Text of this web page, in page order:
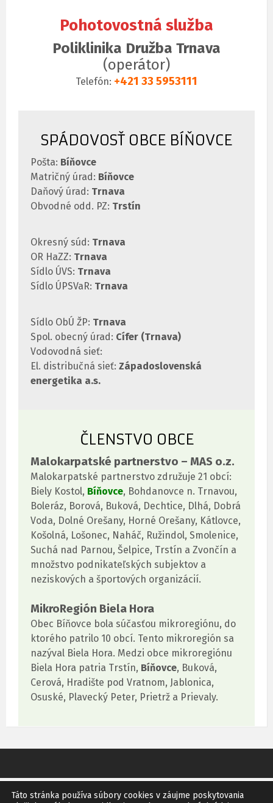
Pohotovostná služba
Poliklinika Družba Trnava
(operátor)
Telefón: +421 33 5953111
SPÁDOVOSŤ OBCE BÍŇOVCE
Pošta: Bíňovce
Matričný úrad: Bíňovce
Daňový úrad: Trnava
Obvodné odd. PZ: Trstín
Okresný súd: Trnava
OR HaZZ: Trnava
Sídlo ÚVS: Trnava
Sídlo ÚPSVaR: Trnava
Sídlo ObÚ ŽP: Trnava
Spol. obecný úrad: Cífer (Trnava)
Vodovodná sieť:
El. distribučná sieť: Západoslovenská
energetika a.s.
ČLENSTVO OBCE
Malokarpatské partnerstvo – MAS o.z.
Malokarpatské partnerstvo združuje 21 obcí:
Biely Kostol, Bíňovce, Bohdanovce n. Trnavou,
Boleráz, Borová, Buková, Dechtice, Dlhá, Dobrá
Voda, Dolné Orešany, Horné Orešany, Kátlovce,
Košolná, Lošonec, Naháč, Ružindol, Smolenice,
Suchá nad Parnou, Šelpice, Trstín a Zvončín a
množstvo podnikateľských subjektov a
neziskových a športových organizácií.
MikroRegión Biela Hora
Obec Bíňovce bola súčasťou mikroregiónu, do
ktorého patrilo 10 obcí. Tento mikroregión sa
nazýval Biela Hora. Medzi obce mikroregiónu
Biela Hora patria Trstín, Bíňovce, Buková,
Cerová, Hradište pod Vratnom, Jablonica,
Osuské, Plavecký Peter, Prietrž a Prievaly.
GDPR SITEMAP RSS
Táto stránka používa súbory cookies v záujme poskytovania